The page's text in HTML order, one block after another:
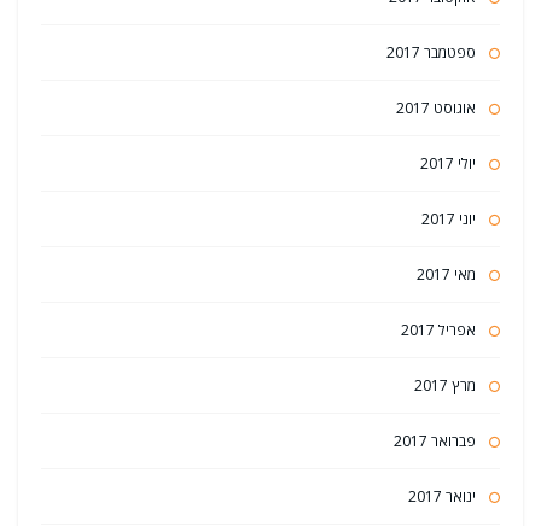
ספטמבר 2017
אוגוסט 2017
יולי 2017
יוני 2017
מאי 2017
אפריל 2017
מרץ 2017
פברואר 2017
ינואר 2017